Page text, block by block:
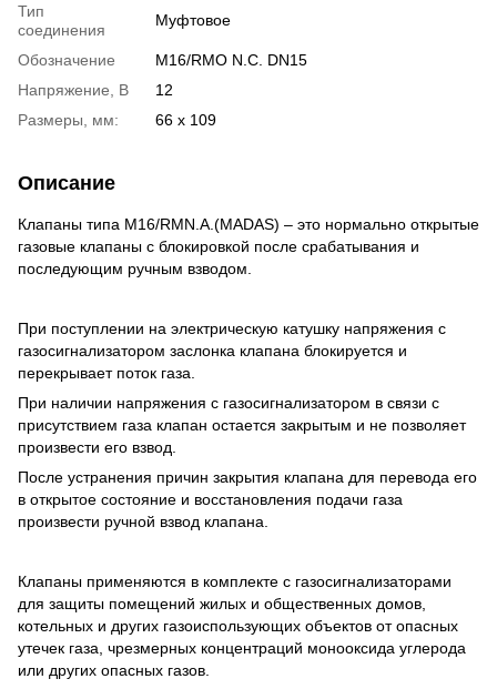
Тип
соединения
Муфтовое
Обозначение
M16/RMO N.C. DN15
Напряжение, В
12
Размеры, мм:
66 х 109
Описание
Клапаны типа M16/RMN.A.(MADAS) – это нормально открытые
газовые клапаны с блокировкой после срабатывания и
последующим ручным взводом.
При поступлении на электрическую катушку напряжения с
газосигнализатором заслонка клапана блокируется и
перекрывает поток газа.
При наличии напряжения с газосигнализатором в связи с
присутствием газа клапан остается закрытым и не позволяет
произвести его взвод.
После устранения причин закрытия клапана для перевода его
в открытое состояние и восстановления подачи газа
произвести ручной взвод клапана.
Клапаны применяются в комплекте с газосигнализаторами
для защиты помещений жилых и общественных домов,
котельных и других газоиспользующих объектов от опасных
утечек газа, чрезмерных концентраций монооксида углерода
или других опасных газов.